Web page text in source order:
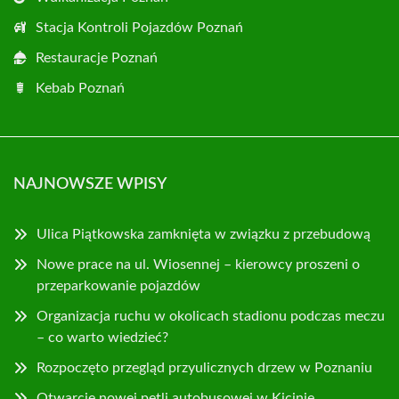
Stacja Kontroli Pojazdów Poznań
Restauracje Poznań
Kebab Poznań
NAJNOWSZE WPISY
Ulica Piątkowska zamknięta w związku z przebudową
Nowe prace na ul. Wiosennej – kierowcy proszeni o
przeparkowanie pojazdów
Organizacja ruchu w okolicach stadionu podczas meczu
– co warto wiedzieć?
Rozpoczęto przegląd przyulicznych drzew w Poznaniu